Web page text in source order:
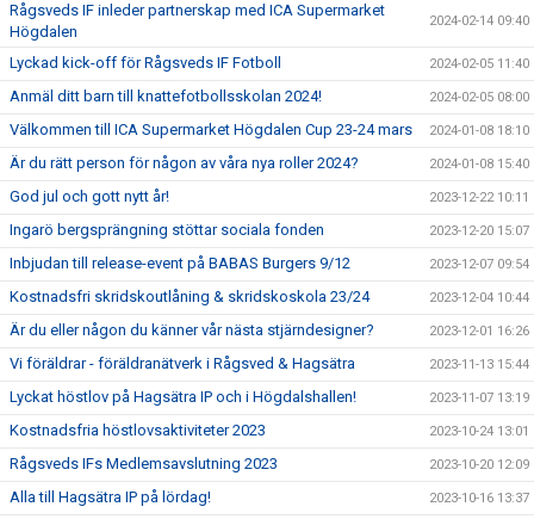
Rågsveds IF inleder partnerskap med ICA Supermarket
Högdalen
2024-02-14 09:40
Lyckad kick-off för Rågsveds IF Fotboll 2024-02-05 11:40
Anmäl ditt barn till knattefotbollsskolan 2024! 2024-02-05 08:00
Välkommen till ICA Supermarket Högdalen Cup 23-24 mars 2024-01-08 18:10
Är du rätt person för någon av våra nya roller 2024? 2024-01-08 15:40
God jul och gott nytt år! 2023-12-22 10:11
Ingarö bergsprängning stöttar sociala fonden 2023-12-20 15:07
Inbjudan till release-event på BABAS Burgers 9/12 2023-12-07 09:54
Kostnadsfri skridskoutlåning & skridskoskola 23/24 2023-12-04 10:44
Är du eller någon du känner vår nästa stjärndesigner? 2023-12-01 16:26
Vi föräldrar - föräldranätverk i Rågsved & Hagsätra 2023-11-13 15:44
Lyckat höstlov på Hagsätra IP och i Högdalshallen! 2023-11-07 13:19
Kostnadsfria höstlovsaktiviteter 2023 2023-10-24 13:01
Rågsveds IFs Medlemsavslutning 2023 2023-10-20 12:09
Alla till Hagsätra IP på lördag! 2023-10-16 13:37